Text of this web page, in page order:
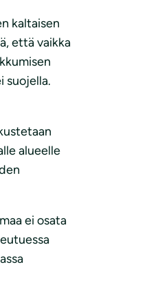
kaltaisen
että vaikka
suojella.
alueelle
ei osata